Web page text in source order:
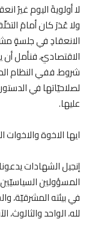
لا أولويةَ اليوم غيرُ
ولا عُذرَ كان أمامَ
الانعقادِ في جلسةٍ
الاقتصاديّ، فنأمل
شروط. ففي النظام
لصلاحيّاتها في
عليها.
ايها الاخوة والاخوات
إنجيل الشهادات
المسؤولين
في بيئته المشرقيّة،
لله، الواحد والثالوث،